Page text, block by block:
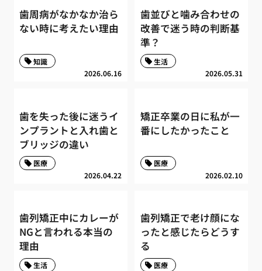
歯周病がなかなか治ら
ない時に考えたい理由
2026.06.16
知識
歯並びと噛み合わせの
改善で迷う時の判断基
準？
2026.05.31
生活
歯を失った後に迷うイ
ンプラントと入れ歯と
ブリッジの違い
2026.04.22
医療
矯正卒業の日に私が一
番にしたかったこと
2026.02.10
医療
歯列矯正中にカレーが
NGと言われる本当の
理由
生活
歯列矯正で老け顔にな
ったと感じたらどうす
る
医療